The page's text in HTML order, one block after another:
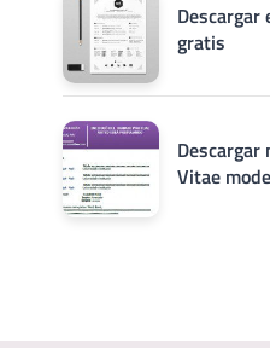
gratis
Descargar
Vitae